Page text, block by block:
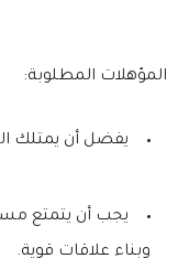
المؤهلات المطلوبة:
يفضل أن يمتلك
يجب أن يتمتع
وبناء علاقات قوية.